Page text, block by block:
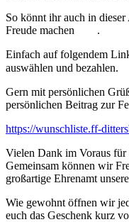
So könnt ihr auch in
Freude machen
.
Einfach auf folgendem
auswählen und bezahlen.
Gern mit persönlichen
persönlichen Beitrag zur
https://wunschliste.ff-
Vielen Dank im Voraus
Gemeinsam können wir
großartige Ehrenamt
Wie gewohnt öffnen wir
euch das Geschenk kurz